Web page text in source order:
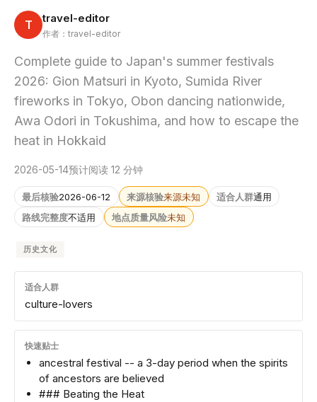
T travel-editor
作者：travel-editor
Complete guide to Japan's summer festivals
2026: Gion Matsuri in Kyoto, Sumida River
fireworks in Tokyo, Obon dancing nationwide,
Awa Odori in Tokushima, and how to escape the
heat in Hokkaid
2026-05-14预计阅读 12 分钟
最后核验2026-06-12 来源核验来源未知 适合人群通用
路线完整度不适用 地点质量风险未知
历史文化
适合人群
culture-lovers
快速贴士
ancestral festival -- a 3-day period when the spirits
of ancestors are believed
### Beating the Heat